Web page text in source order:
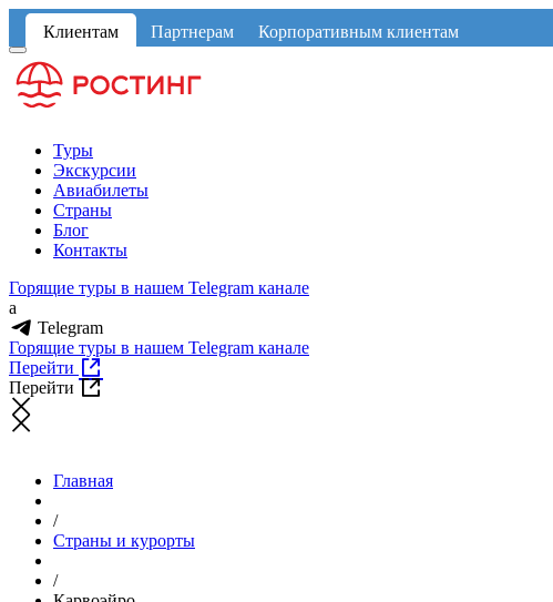
Клиентам Партнерам Корпоративным клиентам
Туры
Экскурсии
Авиабилеты
Страны
Блог
Контакты
Горящие туры в нашем Telegram канале
a
Telegram
Горящие туры в нашем Telegram канале
Перейти
Перейти
Главная
/
Страны и курорты
/